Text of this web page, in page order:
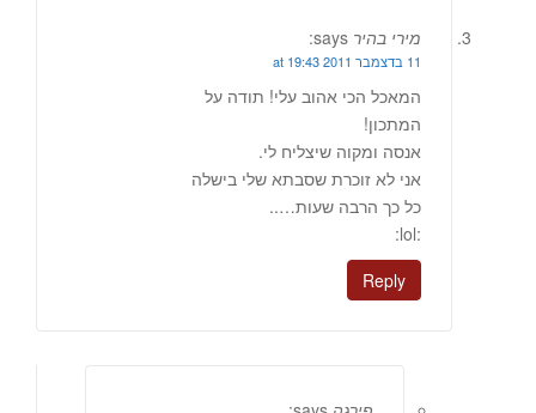
מירי בהיר says:
11 בדצמבר 2011 at 19:43
המאכל הכי אהוב עלי! תודה על
המתכון!
אנסה ומקוה שיצליח לי.
אני לא זוכרת שסבתא שלי בישלה
כל כך הרבה שעות…..
:lol:
Reply